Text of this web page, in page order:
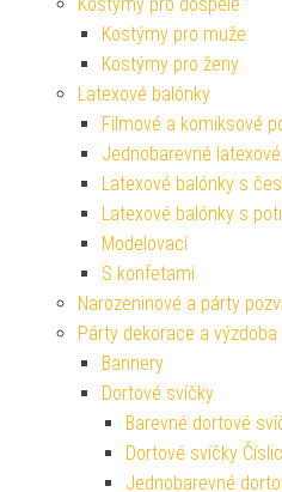
Kostýmy pro muže
Kostýmy pro ženy
Latexové balónky
Filmové a komiksové
Jednobarevné
Latexové balónky s
Latexové balónky s
Modelovací
S konfetami
Narozeninové a párty
Párty dekorace a výzdoba
Bannery
Dortové svíčky
Barevné dortové
Dortové svíčky
Jednobarevné